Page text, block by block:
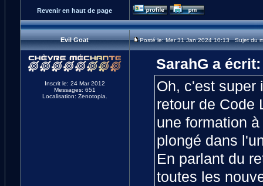
Revenir en haut de page
Evil Goat Posté le: Mer 31 Jan 2024 10:13 Sujet du
Inscrit le: 24 Mar 2012
Messages: 651
Localisation: Zenotopia.
SarahG a écrit:
Oh, c'est super
retour de Code
une formation
plongé dans
En parlant du
toutes les